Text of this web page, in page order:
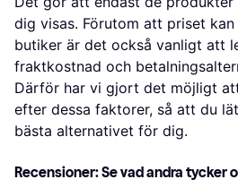
dig visas. Förutom att priset
butiker är det också vanligt att
fraktkostnad och
Därför har vi gjort det möjligt
efter dessa faktorer, så att du
bästa alternativet för dig.
Recensioner: Se vad andra tycker